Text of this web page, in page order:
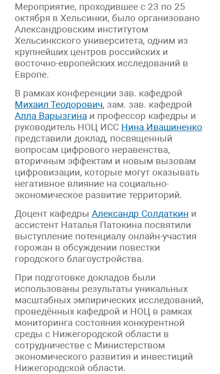
Мероприятие, проходившее с 23 по 25
октября в Хельсинки, было организовано
Александровским институтом
Хельсинкского университета, одним из
крупнейших центров российских и
восточно-европейских исследований в
Европе.
В рамках конференции зав. кафедрой
Михаил Теодорович, зам. зав. кафедрой
Алла Варызгина и профессор кафедры и
руководитель НОЦ ИСС Нина Ивашиненко
представили доклад, посвященный
вопросам цифрового неравенства,
вторичным эффектам и новым вызовам
цифровизации, которые могут оказывать
негативное влияние на социально-
экономическое развитие территорий.
Доцент кафедры Александр Солдаткин и
ассистент Наталья Патокина посвятили
выступление потенциалу онлайн-участия
горожан в обсуждении повестки
городского благоустройства.
При подготовке докладов были
использованы результаты уникальных
масштабных эмпирических исследований,
проведённых кафедрой и НОЦ в рамках
мониторинга состояния конкурентной
среды с Нижегородской области в
сотрудничестве с Министерством
экономического развития и инвестиций
Нижегородской области.